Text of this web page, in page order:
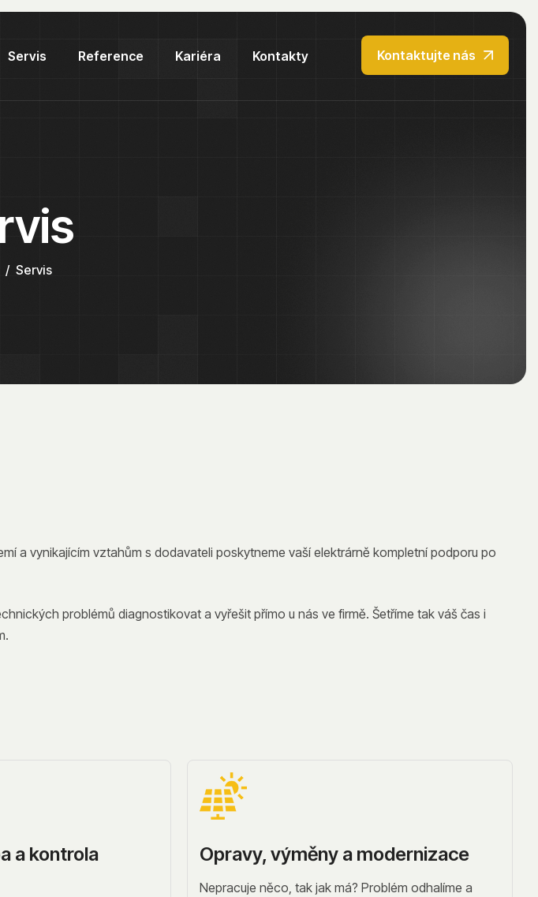
Servis Reference Kariéra Kontakty Kontaktujte nás
Servis
a vynikajícím vztahům s dodavateli poskytneme vaší elektrárně kompletní podporu po
problémů diagnostikovat a vyřešit přímo u nás ve firmě. Šetříme tak váš čas i
a kontrola
Opravy, výměny a modernizace
Nepracuje něco, tak jak má? Problém odhalíme a